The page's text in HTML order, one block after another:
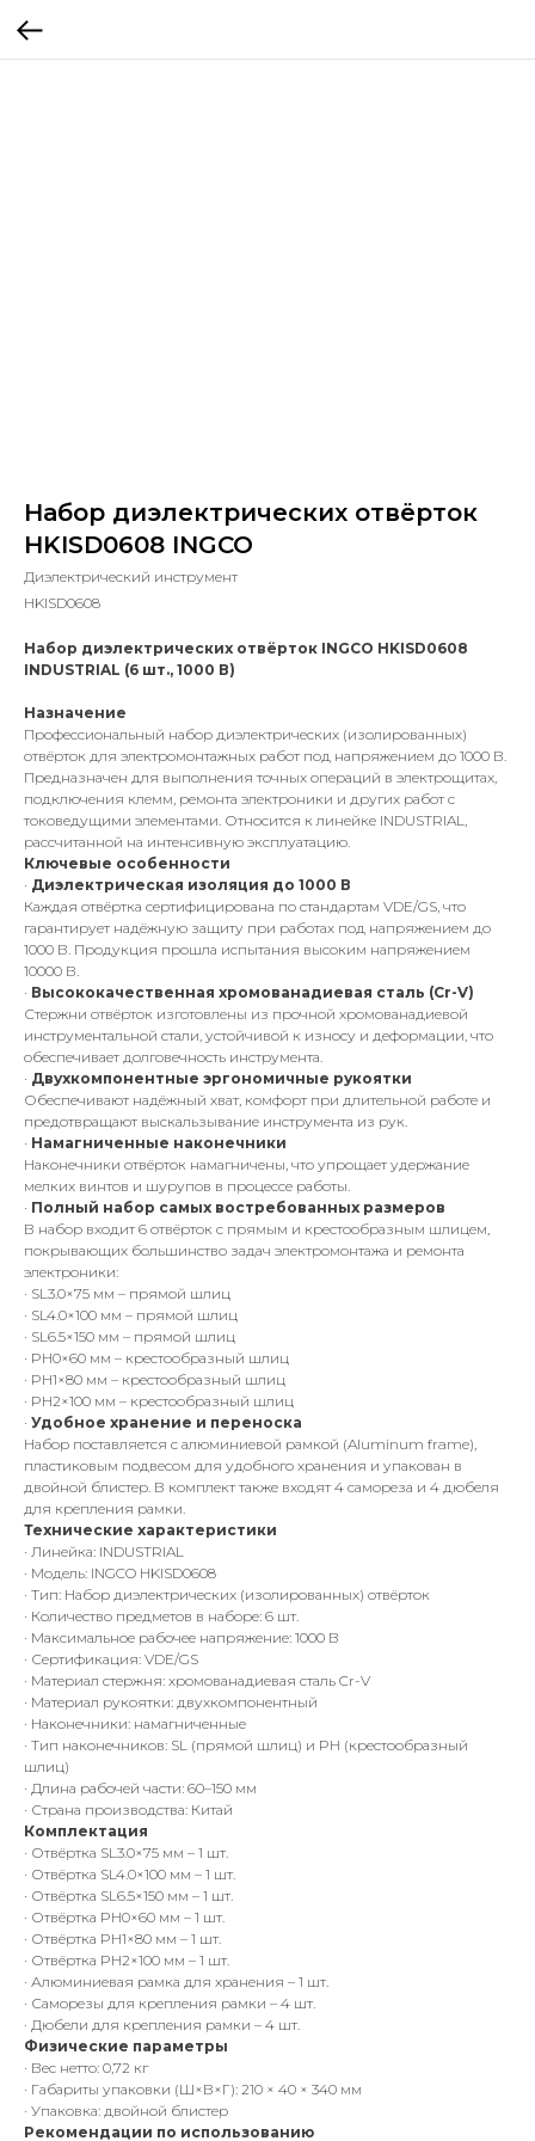
Набор диэлектрических отвëрток
HKISD0608 INGCO
Диэлектрический инструмент
HKISD0608
Набор диэлектрических отвёрток INGCO HKISD0608
INDUSTRIAL (6 шт., 1000 В)
Назначение
Профессиональный набор диэлектрических (изолированных)
отвёрток для электромонтажных работ под напряжением до 1000 В.
Предназначен для выполнения точных операций в электрощитах,
подключения клемм, ремонта электроники и других работ с
токоведущими элементами. Относится к линейке INDUSTRIAL,
рассчитанной на интенсивную эксплуатацию.
Ключевые особенности
· Диэлектрическая изоляция до 1000 В
Каждая отвёртка сертифицирована по стандартам VDE/GS, что
гарантирует надёжную защиту при работах под напряжением до
1000 В. Продукция прошла испытания высоким напряжением
10000 В.
· Высококачественная хромованадиевая сталь (Cr-V)
Стержни отвёрток изготовлены из прочной хромованадиевой
инструментальной стали, устойчивой к износу и деформации, что
обеспечивает долговечность инструмента.
· Двухкомпонентные эргономичные рукоятки
Обеспечивают надёжный хват, комфорт при длительной работе и
предотвращают выскальзывание инструмента из рук.
· Намагниченные наконечники
Наконечники отвёрток намагничены, что упрощает удержание
мелких винтов и шурупов в процессе работы.
· Полный набор самых востребованных размеров
В набор входит 6 отвёрток с прямым и крестообразным шлицем,
покрывающих большинство задач электромонтажа и ремонта
электроники:
· SL3.0×75 мм – прямой шлиц
· SL4.0×100 мм – прямой шлиц
· SL6.5×150 мм – прямой шлиц
· PH0×60 мм – крестообразный шлиц
· PH1×80 мм – крестообразный шлиц
· PH2×100 мм – крестообразный шлиц
· Удобное хранение и переноска
Набор поставляется с алюминиевой рамкой (Aluminum frame),
пластиковым подвесом для удобного хранения и упакован в
двойной блистер. В комплект также входят 4 самореза и 4 дюбеля
для крепления рамки.
Технические характеристики
· Линейка: INDUSTRIAL
· Модель: INGCO HKISD0608
· Тип: Набор диэлектрических (изолированных) отвёрток
· Количество предметов в наборе: 6 шт.
· Максимальное рабочее напряжение: 1000 В
· Сертификация: VDE/GS
· Материал стержня: хромованадиевая сталь Cr-V
· Материал рукоятки: двухкомпонентный
· Наконечники: намагниченные
· Тип наконечников: SL (прямой шлиц) и PH (крестообразный
шлиц)
· Длина рабочей части: 60–150 мм
· Страна производства: Китай
Комплектация
· Отвёртка SL3.0×75 мм – 1 шт.
· Отвёртка SL4.0×100 мм – 1 шт.
· Отвёртка SL6.5×150 мм – 1 шт.
· Отвёртка PH0×60 мм – 1 шт.
· Отвёртка PH1×80 мм – 1 шт.
· Отвёртка PH2×100 мм – 1 шт.
· Алюминиевая рамка для хранения – 1 шт.
· Саморезы для крепления рамки – 4 шт.
· Дюбели для крепления рамки – 4 шт.
Физические параметры
· Вес нетто: 0,72 кг
· Габариты упаковки (Ш×В×Г): 210 × 40 × 340 мм
· Упаковка: двойной блистер
Рекомендации по использованию